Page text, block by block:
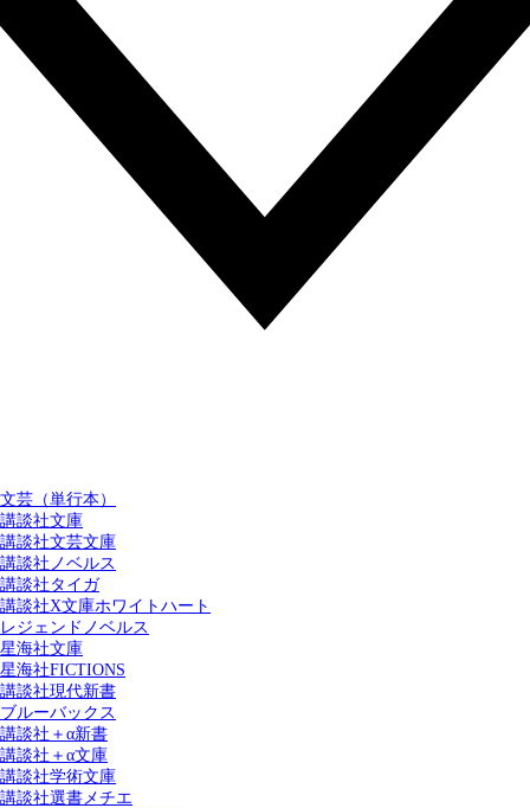
文芸（単行本）
講談社文庫
講談社文芸文庫
講談社ノベルス
講談社タイガ
講談社X文庫ホワイトハート
レジェンドノベルス
星海社文庫
星海社FICTIONS
講談社現代新書
ブルーバックス
講談社＋α新書
講談社＋α文庫
講談社学術文庫
講談社選書メチエ